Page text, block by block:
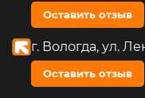
Оставить отзыв
г. Вологда, ул.
Оставить отзыв